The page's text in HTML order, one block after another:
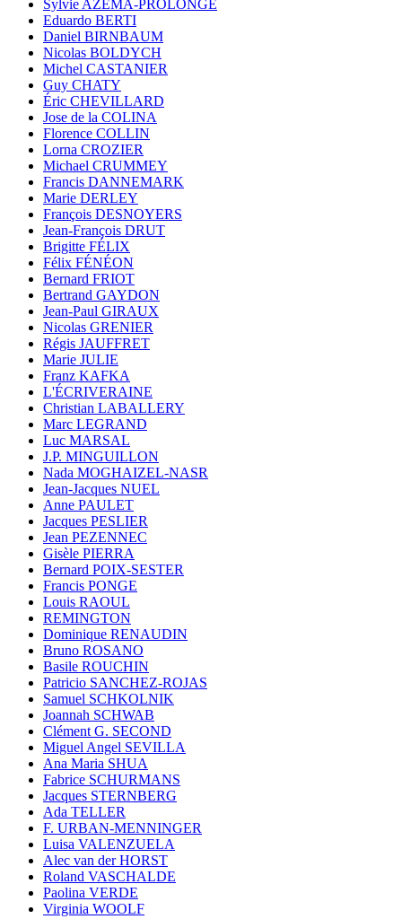
Sylvie AZÉMA-PROLONGE
Eduardo BERTI
Daniel BIRNBAUM
Nicolas BOLDYCH
Michel CASTANIER
Guy CHATY
Éric CHEVILLARD
Jose de la COLINA
Florence COLLIN
Lorna CROZIER
Michael CRUMMEY
Francis DANNEMARK
Marie DERLEY
François DESNOYERS
Jean-François DRUT
Brigitte FÉLIX
Félix FÉNÉON
Bernard FRIOT
Bertrand GAYDON
Jean-Paul GIRAUX
Nicolas GRENIER
Régis JAUFFRET
Marie JULIE
Franz KAFKA
L'ÉCRIVERAINE
Christian LABALLERY
Marc LEGRAND
Luc MARSAL
J.P. MINGUILLON
Nada MOGHAIZEL-NASR
Jean-Jacques NUEL
Anne PAULET
Jacques PESLIER
Jean PEZENNEC
Gisèle PIERRA
Bernard POIX-SESTER
Francis PONGE
Louis RAOUL
REMINGTON
Dominique RENAUDIN
Bruno ROSANO
Basile ROUCHIN
Patricio SANCHEZ-ROJAS
Samuel SCHKOLNIK
Joannah SCHWAB
Clément G. SECOND
Miguel Angel SEVILLA
Ana Maria SHUA
Fabrice SCHURMANS
Jacques STERNBERG
Ada TELLER
F. URBAN-MENNINGER
Luisa VALENZUELA
Alec van der HORST
Roland VASCHALDE
Paolina VERDE
Virginia WOOLF